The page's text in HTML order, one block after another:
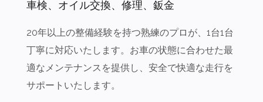
車検、オイル交換、修理、鈑金
20年以上の整備経験を持つ熟練のプロが、1台1台
丁寧に対応いたします。お車の状態に合わせた最
適なメンテナンスを提供し、安全で快適な走行を
サポートいたします。